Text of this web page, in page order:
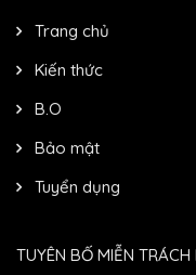
Trang chủ
Kiến thức
B.O
Bảo mật
Tuyển dụng
TUYÊN BỐ MIỄN TRÁCH